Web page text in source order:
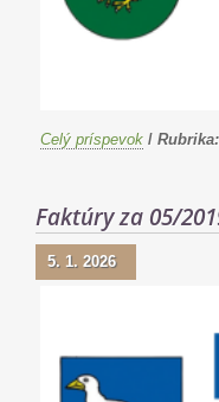
Celý príspevok / Rubrika:
Faktúry za 05/
5. 1. 2026